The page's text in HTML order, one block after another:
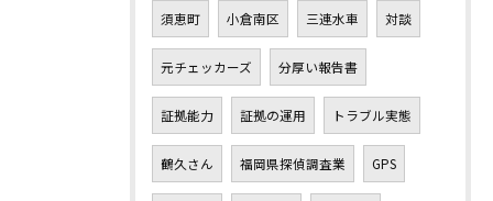
須恵町 小倉南区 三連水車 対談
元チェッカーズ 分厚い報告書
証拠能力 証拠の運用 トラブル実態
鶴久さん 福岡県探偵調査業 GPS